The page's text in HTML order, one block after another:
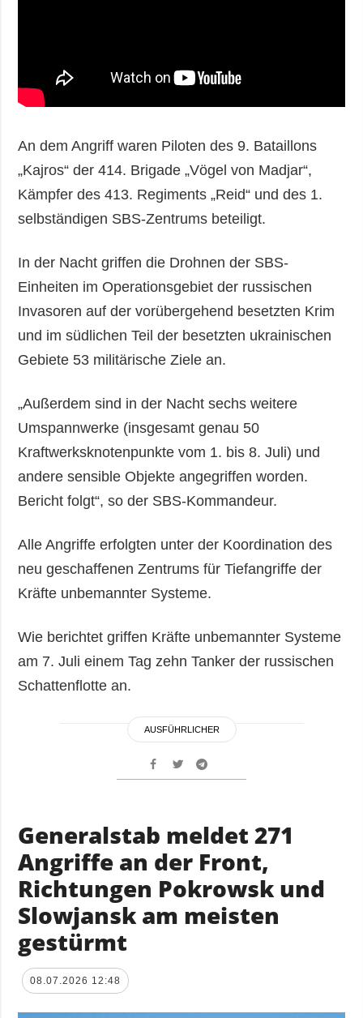
An dem Angriff waren Piloten des 9. Bataillons
„Kajros“ der 414. Brigade „Vögel von Madjar“,
Kämpfer des 413. Regiments „Reid“ und des 1.
selbständigen SBS-Zentrums beteiligt.
In der Nacht griffen die Drohnen der SBS-
Einheiten im Operationsgebiet der russischen
Invasoren auf der vorübergehend besetzten Krim
und im südlichen Teil der besetzten ukrainischen
Gebiete 53 militärische Ziele an.
„Außerdem sind in der Nacht sechs weitere
Umspannwerke (insgesamt genau 50
Kraftwerksknotenpunkte vom 1. bis 8. Juli) und
andere sensible Objekte angegriffen worden.
Bericht folgt“, so der SBS-Kommandeur.
Alle Angriffe erfolgten unter der Koordination des
neu geschaffenen Zentrums für Tiefangriffe der
Kräfte unbemannter Systeme.
Wie berichtet griffen Kräfte unbemannter Systeme
am 7. Juli einem Tag zehn Tanker der russischen
Schattenflotte an.
AUSFÜHRLICHER
Generalstab meldet 271
Angriffe an der Front,
Richtungen Pokrowsk und
Slowjansk am meisten
gestürmt
08.07.2026 12:48